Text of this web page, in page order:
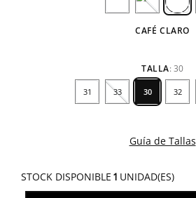
CAFÉ CLARO
TALLA: 30
30
31 32
33
Guía de Tallas
STOCK DISPONIBLE 1 UNIDAD(ES)